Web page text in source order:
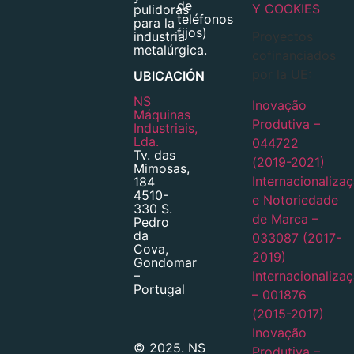
pulidoras
para la
industria
metalúrgica.
UBICACIÓN
NS
Máquinas
Industriais,
Lda.
Tv. das
Mimosas,
184
4510-
330 S.
Pedro
da
Cova,
Gondomar
–
Portugal
de
teléfonos
fijos)
© 2025. NS
Y COOKIES
Proyectos
cofinanciados
por la UE:
Inovação
Produtiva –
044722
(2019-2021)
e Notoriedade
de Marca –
033087 (2017-
2019)
– 001876
(2015-2017)
Inovação